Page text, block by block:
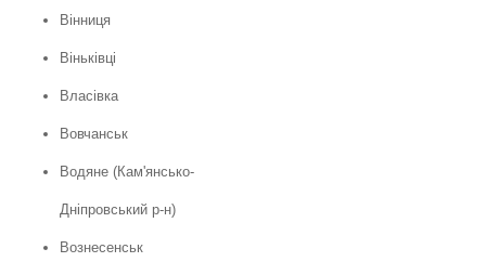
Вінниця
Віньківці
Власівка
Вовчанськ
Водяне (Кам'янсько-
Дніпровський р-н)
Вознесенськ